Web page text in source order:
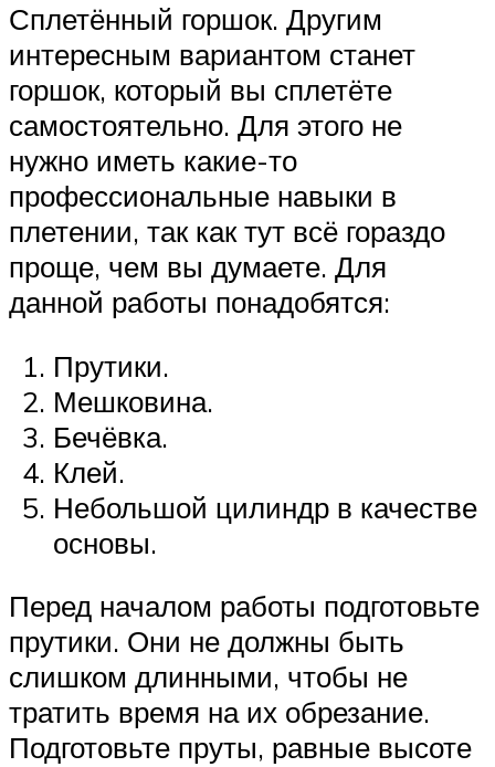
Сплетённый горшок. Другим
интересным вариантом станет
горшок, который вы сплетёте
самостоятельно. Для этого не
нужно иметь какие-то
профессиональные навыки в
плетении, так как тут всё гораздо
проще, чем вы думаете. Для
данной работы понадобятся:
Прутики.
Мешковина.
Бечёвка.
Клей.
Небольшой цилиндр в качестве
основы.
Перед началом работы подготовьте
прутики. Они не должны быть
слишком длинными, чтобы не
тратить время на их обрезание.
Подготовьте пруты, равные высоте